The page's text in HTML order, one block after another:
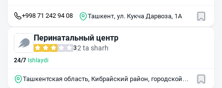
+998 71 242 94 08 Ташкент, ул. Кукча Дарвоза, 1А
Перинатальный центр
32 ta sharh
24/7 Ishlaydi
Ташкентская область, Кибрайский район, городской